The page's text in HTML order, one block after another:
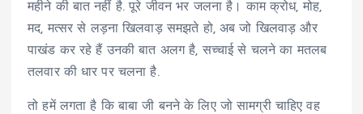
महीने की बात नहीं है. पूरे जीवन भर जलना है। काम क्रोध, मोह,
मद, मत्सर से लड़ना खिलवाड़ समझते हो, अब जो खिलवाड़ और
पाखंड कर रहे हैं उनकी बात अलग है, सच्चाई से चलने का मतलब
तलवार की धार पर चलना है.
तो हमें लगता है कि बाबा जी बनने के लिए जो सामग्री चाहिए वह